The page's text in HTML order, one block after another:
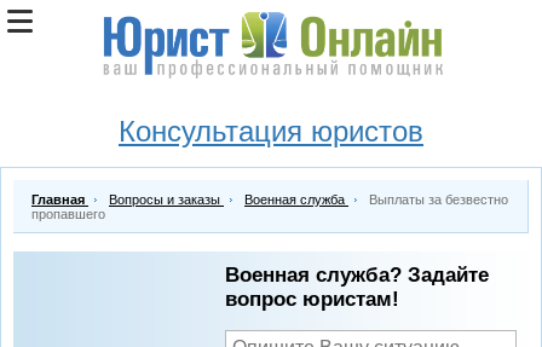
Консультация юристов
Главная Вопросы и заказы Военная служба
Выплаты за безвестно
пропавшего
Военная служба? Задайте
вопрос юристам!